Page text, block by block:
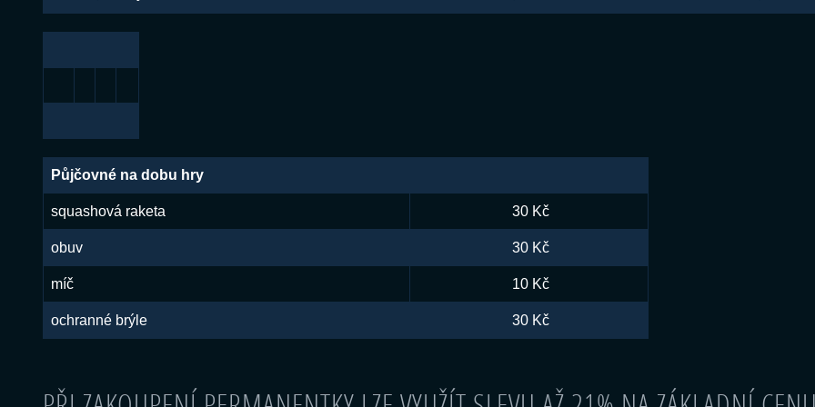
Půjčovné na dobu hry
squashová raketa 30 Kč
obuv 30 Kč
míč 10 Kč
ochranné brýle 30 Kč